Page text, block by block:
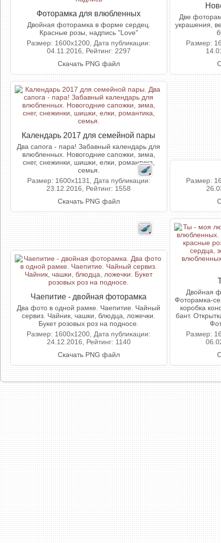
Фоторамка для влюбленных
Двойная фоторамка в форме сердец.
Красные розы, надпись "Love"
Размер: 1600x1200, Дата публикации:
04.11.2016, Рейтинг: 2297
Скачать PNG файл
Две
украшения,
Размер:
Календарь 2017 для семейной пары
Два сапога - пара! Забавный календарь для
влюбленных. Новогодние сапожки, зима,
снег, снежинки, шишки, елки, романтика,
семья.
Размер: 1600x1131, Дата публикации:
23.12.2016, Рейтинг: 1558
Скачать PNG файл
Размер:
Чаепитие - двойная фоторамка
Два фото в одной рамке. Чаепитие. Чайный
сервиз. Чайник, чашки, блюдца, ложечки.
Букет розовых роз на подносе.
Размер: 1600x1200, Дата публикации:
24.12.2016, Рейтинг: 1140
Скачать PNG файл
Двойная
Фоторамка-
коробка
бант.
Размер: